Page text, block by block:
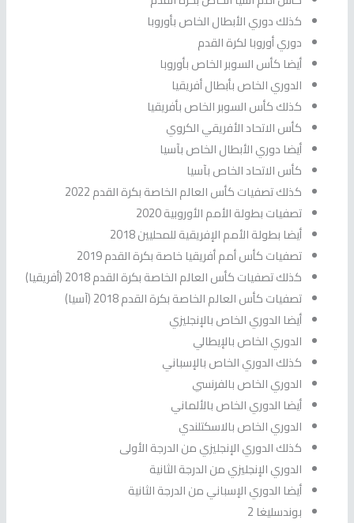
كذلك دوري الأبطال الخاص بأوروبا
دوري أوروبا لكرة القدم
أيضا كأس السوبر الخاص بأوروبا
الدوري الخاص بأبطال أفريقيا
كذلك كأس السوبر الخاص بأفريقيا
كأس الاتحاد الأفريقي الكروي
أيضا دوري الأبطال الخاص بآسيا
كأس الاتحاد الخاص بآسيا
كذلك تصفيات كأس العالم الخاصة بكرة القدم 2022
تصفيات بطولة الأمم الأوروبية 2020
أيضا بطولة الأمم الإفريقية للمحليين 2018
تصفيات كأس أمم أفريقيا خاصة بكرة القدم 2019
كذلك تصفيات كأس العالم الخاصة بكرة القدم 2018 (أفريقيا)
تصفيات كأس العالم الخاصة بكرة القدم 2018 (آسيا)
أيضا الدوري الخاص بالإنجليزي
الدوري الخاص بالإيطالي
كذلك الدوري الخاص بالإسباني
الدوري الخاص بالفرنسي
أيضا الدوري الخاص بالألماني
الدوري الخاص بالاسكتلندي
كذلك الدوري الإنجليزي من الدرجة الأولى
الدوري الإنجليزي من الدرجة الثانية
أيضا الدوري الإسباني من الدرجة الثانية
بوندسليغا 2